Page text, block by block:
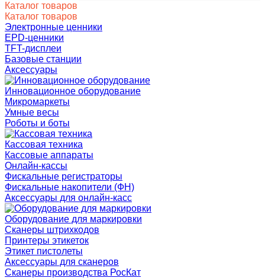
Каталог товаров
Каталог товаров
Электронные ценники
EPD-ценники
TFT-дисплеи
Базовые станции
Аксессуары
Инновационное оборудование
Микромаркеты
Умные весы
Роботы и боты
Кассовая техника
Кассовые аппараты
Онлайн-кассы
Фискальные регистраторы
Фискальные накопители (ФН)
Аксессуары для онлайн-касс
Оборудование для маркировки
Сканеры штрихкодов
Принтеры этикеток
Этикет пистолеты
Аксессуары для сканеров
Сканеры производства РосКат